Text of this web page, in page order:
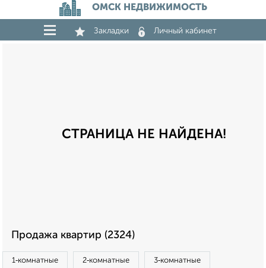
ОМСК НЕДВИЖИМОСТЬ
Закладки Личный кабинет
СТРАНИЦА НЕ НАЙДЕНА!
Продажа квартир (2324)
1‑комнатные 2‑комнатные 3‑комнатные